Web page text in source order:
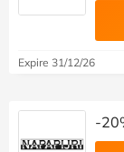
Expire 31/12/26
-